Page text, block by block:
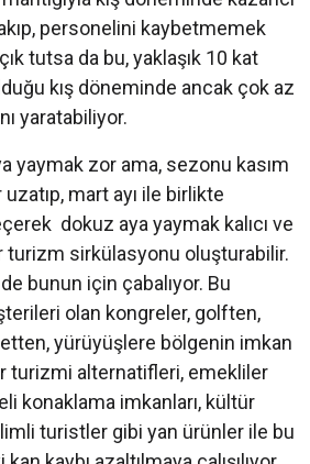
personelini kaybetmemek
tutsa da bu, yaklaşık 10 kat
kış döneminde ancak çok az
yaratabiliyor.
yaymak zor ama, sezonu kasım
mart ayı ile birlikte
dokuz aya yaymak kalıcı ve
turizm sirkülasyonu oluşturabilir.
bunun için çabalıyor. Bu
olan kongreler, golften,
yürüyüşlere bölgenin imkan
turizmi alternatifleri, emekliler
konaklama imkanları, kültür
turistler gibi yan ürünler ile bu